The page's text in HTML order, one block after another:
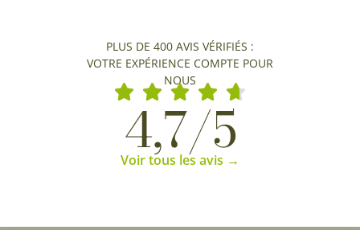
PLUS DE 400 AVIS VÉRIFIÉS :
VOTRE EXPÉRIENCE COMPTE POUR
NOUS
4,7/5
Voir tous les avis →